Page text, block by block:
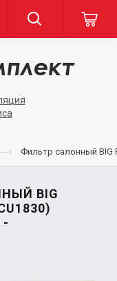
Фильтр салонный BIG
BIG
-